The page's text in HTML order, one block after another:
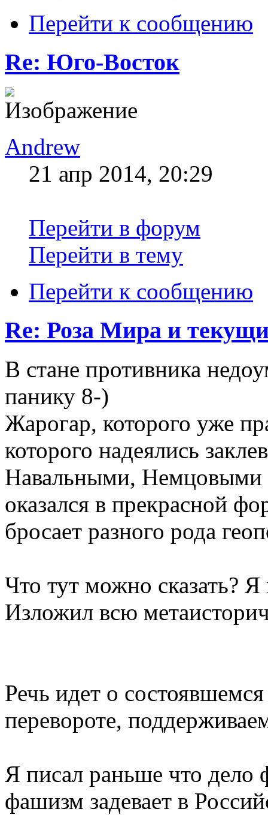
Перейти к сообщению
Re: Юго-Восток
Andrew
21 апр 2014, 20:29
Перейти в форум
Перейти в тему
Перейти к сообщению
Re: Роза Мира и
В стане противника
панику 8-)
Жарогар, которого уже
которого надеялись
Навальными, Немцовыми
оказался в прекрасной
бросает разного рода
Что тут можно сказать?
Изложил всю
Речь идет о
перевороте,
Я писал раньше что
фашизм задевает в